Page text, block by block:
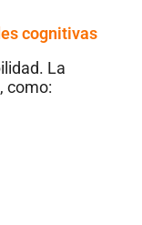
cognitivas
La
como: